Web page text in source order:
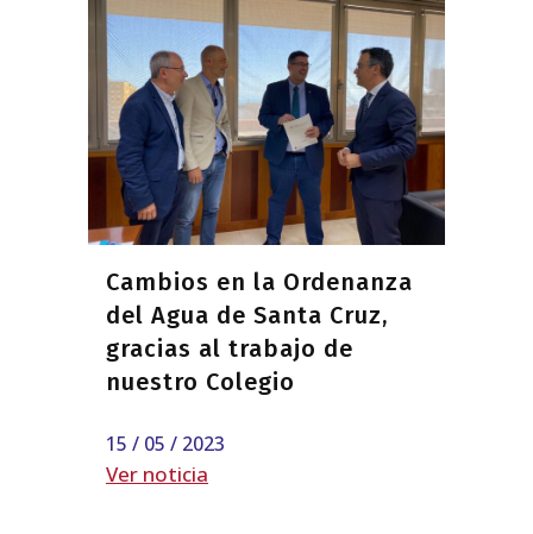
Cambios en la Ordenanza
del Agua de Santa Cruz,
gracias al trabajo de
nuestro Colegio
15 / 05 / 2023
Ver noticia